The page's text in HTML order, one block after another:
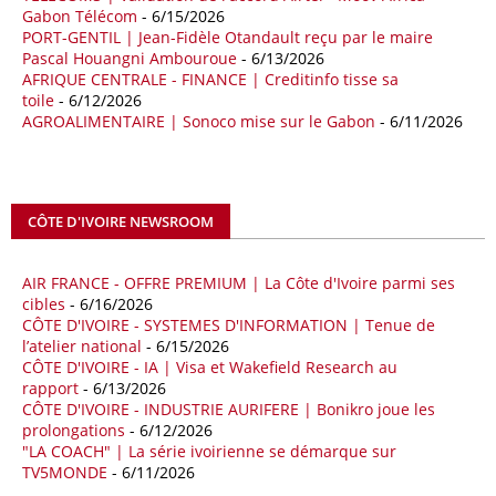
09/05/26 ITALIE - LIBYE
Les deux pays veulent accélérer leurs projets gaziers communs, afin
de sécuriser davantage les approvisionnements énergétiques en
Méditerranée, dans un contexte marqué par des tensions
géopolitiques internationales et des perturbations sur le marché
mondial du gaz. Réunis à Rome le jeudi 7 mai, la Première ministre
coopération et les investissements dans le secteur énergétique. Cette
séquence survient alors que Rome cherche à réduire son exposition
18/04/26 ALGERIE - BP
La multinationale BP signe son retour en Algérie où un permis de
prospection d’hydrocarbures dans le bassin oriental lui a été attribué
par l’Agence nationale pour la valorisation des ressources en
hydrocarbures (ALNAFT). L’information rendue publique mercredi 15
avril par l’institution, intervient dans le cadre de sa politique de relance
de l’exploration. Le périmètre concerné se situe dans une zone de
l’est du pays jugée peu explorée malgré son potentiel. BP pourra y
lancer ses premières opérations de prospection sur le terrain portant
Gabon Télécom - 6/15/2026
PORT-GENTIL | Jean-Fidèle Otandault reçu par le maire
Pascal Houangni Ambouroue - 6/13/2026
AFRIQUE CENTRALE - FINANCE | Creditinfo tisse sa
toile - 6/12/2026
AGROALIMENTAIRE | Sonoco mise sur le Gabon - 6/11/2026
CÔTE D'IVOIRE NEWSROOM
AIR FRANCE - OFFRE PREMIUM | La Côte d'Ivoire parmi ses
cibles - 6/16/2026
CÔTE D'IVOIRE - SYSTEMES D'INFORMATION | Tenue de
l’atelier national - 6/15/2026
CÔTE D'IVOIRE - IA | Visa et Wakefield Research au
rapport - 6/13/2026
CÔTE D'IVOIRE - INDUSTRIE AURIFERE | Bonikro joue les
prolongations - 6/12/2026
"LA COACH" | La série ivoirienne se démarque sur
TV5MONDE - 6/11/2026